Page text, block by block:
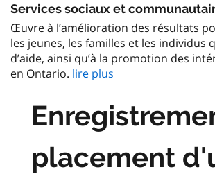
Services sociaux et
Œuvre à l’amélioration des résultats
les jeunes, les familles et les individus
d’aide, ainsi qu’à la promotion des
en Ontario. lire plus
placement